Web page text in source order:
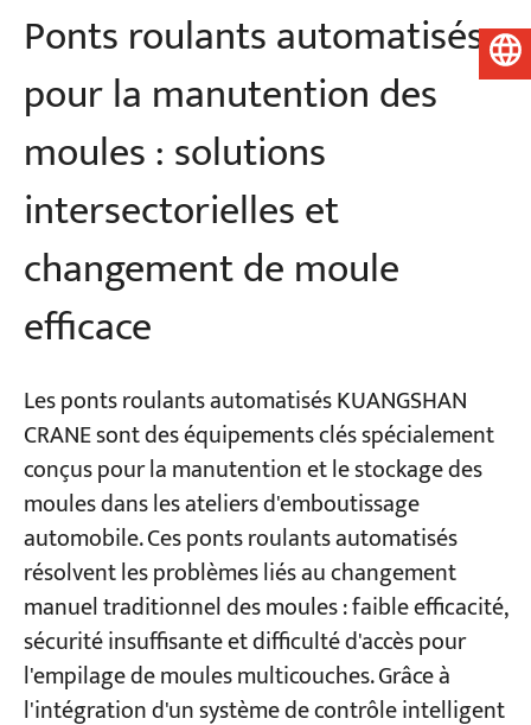
Ponts roulants automatisés
pour la manutention des
moules : solutions
intersectorielles et
changement de moule
efficace
Les ponts roulants automatisés KUANGSHAN
CRANE sont des équipements clés spécialement
conçus pour la manutention et le stockage des
moules dans les ateliers d'emboutissage
automobile. Ces ponts roulants automatisés
résolvent les problèmes liés au changement
manuel traditionnel des moules : faible efficacité,
sécurité insuffisante et difficulté d'accès pour
l'empilage de moules multicouches. Grâce à
l'intégration d'un système de contrôle intelligent
Français